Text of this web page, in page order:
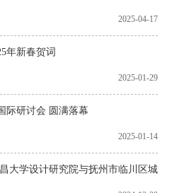
2025-04-17
年新春贺词
2025-01-29
际研讨会 圆满落幕
2025-01-14
大学设计研究院与抚州市临川区城市 ...